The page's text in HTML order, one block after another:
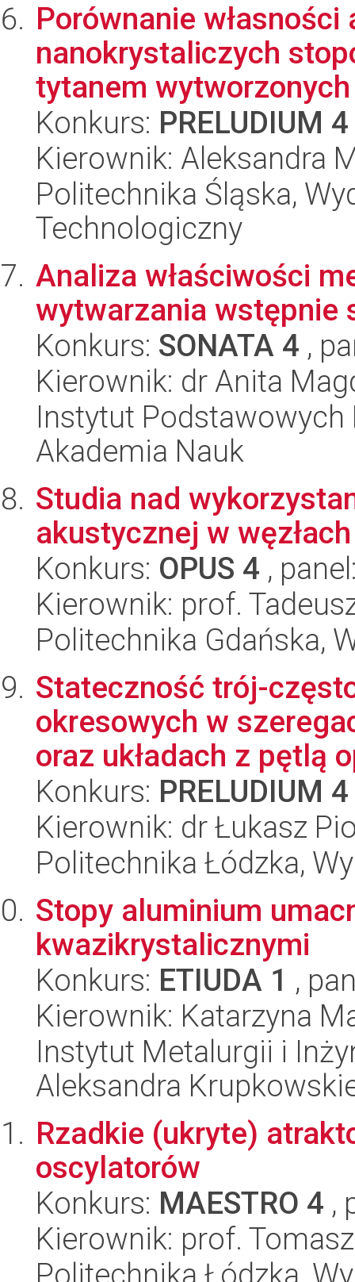
Porównanie
nanokrystaliczych
tytanem
Konkurs: PRELUDIUM 4
Kierownik: Aleksandra
Politechnika Śląska,
Technologiczny
Analiza właściwości
wytwarzania wstępnie
Konkurs: SONATA 4 ,
Kierownik: dr Anita
Instytut
Akademia Nauk
Studia nad
akustycznej w
Konkurs: OPUS 4 ,
Kierownik: prof.
Politechnika Gdańska,
Stateczność trój-
okresowych w
oraz układach z pętlą
Konkurs: PRELUDIUM 4
Kierownik: dr Łukasz
Politechnika Łódzka,
Stopy aluminium
kwazikrystalicznymi
Konkurs: ETIUDA 1 ,
Kierownik: Katarzyna
Instytut Metalurgii i
Aleksandra
Rzadkie (ukryte)
oscylatorów
Konkurs: MAESTRO 4 ,
Kierownik: prof.
Politechnika Łódzka,